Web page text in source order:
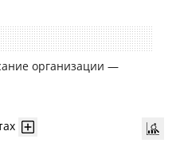
организации —